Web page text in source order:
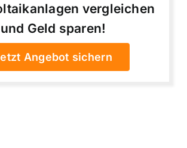
vergleichen
und Geld sparen!
Angebot sichern